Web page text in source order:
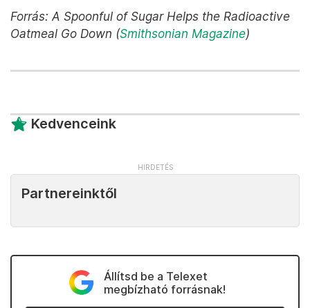
Forrás: A Spoonful of Sugar Helps the Radioactive
Oatmeal Go Down (Smithsonian Magazine)
Kedvenceink
Partnereinktől
Állítsd be a Telexet
megbízható forrásnak!